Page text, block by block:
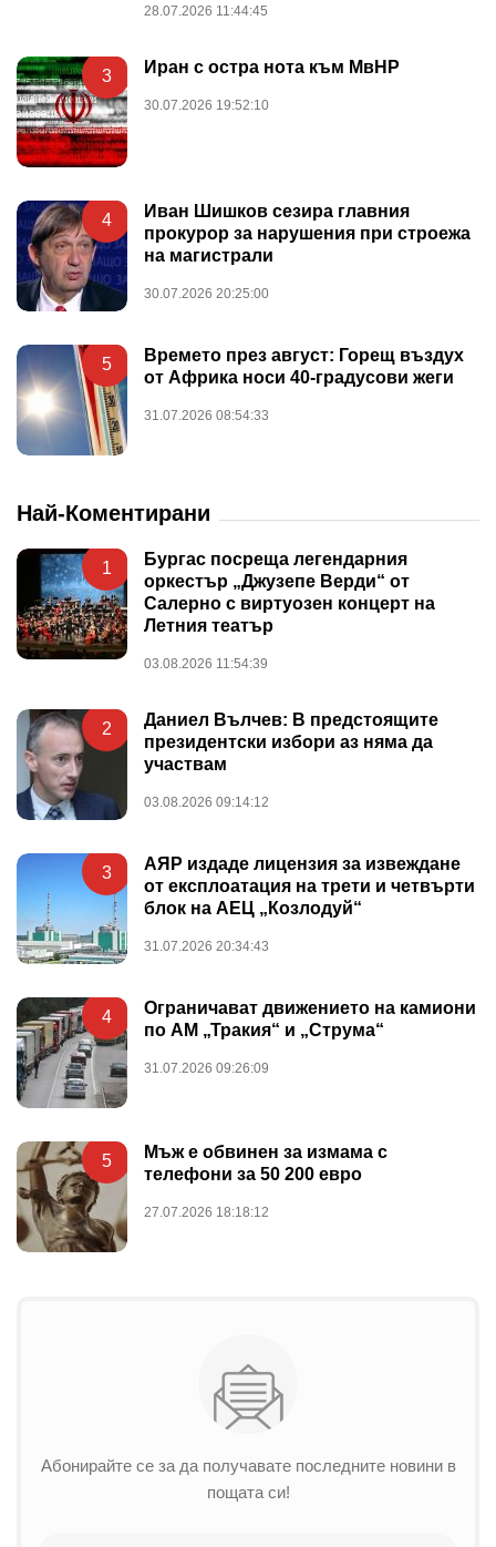
28.07.2026 11:44:45
3 Иран с остра нота към МвНР
30.07.2026 19:52:10
4
Иван Шишков сезира главния
прокурор за нарушения при строежа
на магистрали
30.07.2026 20:25:00
5
Времето през август: Горещ въздух
от Африка носи 40-градусови жеги
31.07.2026 08:54:33
Най-Коментирани
1
Бургас посреща легендарния
оркестър „Джузепе Верди“ от
Салерно с виртуозен концерт на
Летния театър
03.08.2026 11:54:39
2
Даниел Вълчев: В предстоящите
президентски избори аз няма да
участвам
03.08.2026 09:14:12
3
АЯР издаде лицензия за извеждане
от експлоатация на трети и четвърти
блок на АЕЦ „Козлодуй“
31.07.2026 20:34:43
4
Ограничават движението на камиони
по АМ „Тракия“ и „Струма“
31.07.2026 09:26:09
5
Мъж е обвинен за измама с
телефони за 50 200 евро
27.07.2026 18:18:12
Абонирайте се за да получавате последните новини в
пощата си!